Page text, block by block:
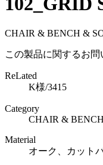
CHAIR & BENCH &
この製品に関するお
ReLated
K様/3415
Category
CHAIR &
Material
オーク、カット